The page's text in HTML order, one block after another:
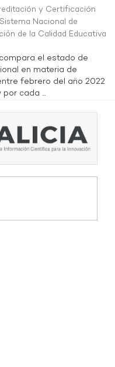
y Certificación
Sistema Nacional de
de la Calidad Educativa
el estado de
en materia de
febrero del año 2022
cada ...